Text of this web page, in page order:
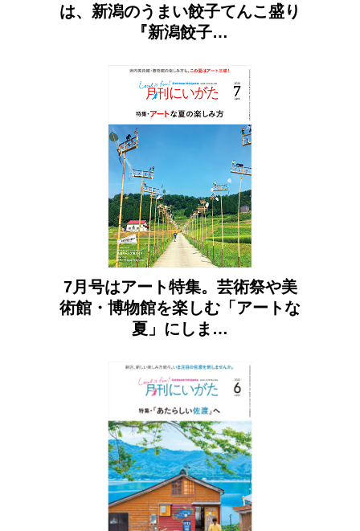
は、新潟のうまい餃子てんこ盛り
『新潟餃子…
7月号はアート特集。芸術祭や美
術館・博物館を楽しむ「アートな
夏」にしま…